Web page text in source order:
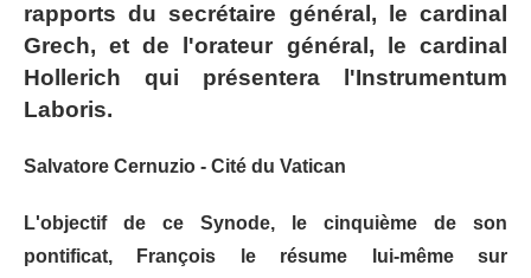
rapports du secrétaire général, le cardinal
Grech, et de l'orateur général, le cardinal
Hollerich qui présentera l'Instrumentum
Laboris.
Salvatore Cernuzio - Cité du Vatican
L'objectif de ce Synode, le cinquième de son
pontificat, François le résume lui-même sur